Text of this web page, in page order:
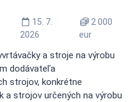
15. 7.
2026
2 000
eur
a stroje na výrobu
dodávateľa
strojov, konkrétne
a strojov určených na výrobu